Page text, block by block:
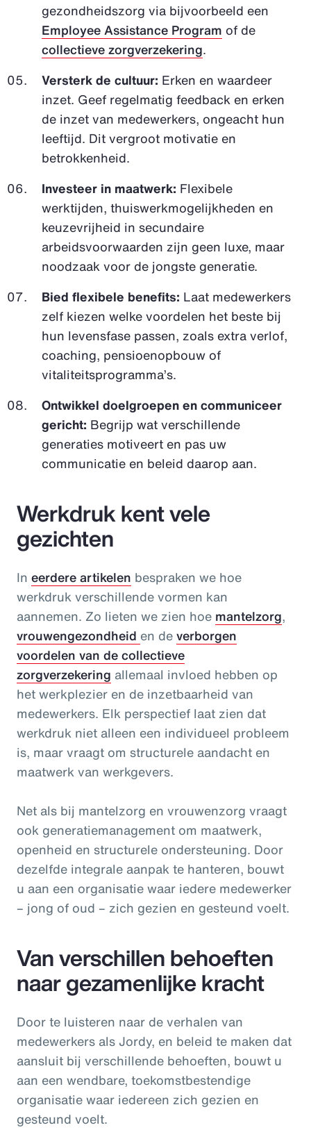
gezondheidszorg via bijvoorbeeld een
Employee Assistance Program of de
collectieve zorgverzekering.
Versterk de cultuur: Erken en waardeer
inzet. Geef regelmatig feedback en erken
de inzet van medewerkers, ongeacht hun
leeftijd. Dit vergroot motivatie en
betrokkenheid.
Investeer in maatwerk: Flexibele
werktijden, thuiswerkmogelijkheden en
keuzevrijheid in secundaire
arbeidsvoorwaarden zijn geen luxe, maar
noodzaak voor de jongste generatie.
Bied flexibele benefits: Laat medewerkers
zelf kiezen welke voordelen het beste bij
hun levensfase passen, zoals extra verlof,
coaching, pensioenopbouw of
vitaliteitsprogramma’s.
Ontwikkel doelgroepen en communiceer
gericht: Begrijp wat verschillende
generaties motiveert en pas uw
communicatie en beleid daarop aan.
Werkdruk kent vele
gezichten
In eerdere artikelen bespraken we hoe
werkdruk verschillende vormen kan
aannemen. Zo lieten we zien hoe mantelzorg,
vrouwengezondheid en deverborgen
voordelen van de collectieve
zorgverzekering allemaal invloed hebben op
het werkplezier en de inzetbaarheid van
medewerkers. Elk perspectief laat zien dat
werkdruk niet alleen een individueel probleem
is, maar vraagt om structurele aandacht en
maatwerk van werkgevers.
Net als bij mantelzorg en vrouwenzorg vraagt
ook generatiemanagement om maatwerk,
openheid en structurele ondersteuning. Door
dezelfde integrale aanpak te hanteren, bouwt
u aan een organisatie waar iedere medewerker
– jong of oud – zich gezien en gesteund voelt.
Van verschillen behoeften
naar gezamenlijke kracht
Door te luisteren naar de verhalen van
medewerkers als Jordy, en beleid te maken dat
aansluit bij verschillende behoeften, bouwt u
aan een wendbare, toekomstbestendige
organisatie waar iedereen zich gezien en
gesteund voelt.